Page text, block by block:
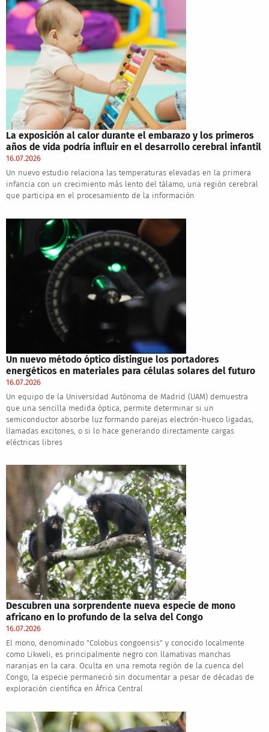
La exposición al calor durante el embarazo y los primeros
años de vida podría influir en el desarrollo cerebral infantil
16.07.2026
Un nuevo estudio relaciona las temperaturas elevadas en la primera
infancia con un crecimiento más lento del tálamo, una región cerebral
que participa en el procesamiento de la información
Un nuevo método óptico distingue los portadores
energéticos en materiales para células solares del futuro
16.07.2026
Un equipo de la Universidad Autónoma de Madrid (UAM) demuestra
que una sencilla medida óptica, permite determinar si un
semiconductor absorbe luz formando parejas electrón-hueco ligadas,
llamadas excitones, o si lo hace generando directamente cargas
eléctricas libres
Descubren una sorprendente nueva especie de mono
africano en lo profundo de la selva del Congo
16.07.2026
El mono, denominado "Colobus congoensis" y conocido localmente
como Likweli, es principalmente negro con llamativas manchas
naranjas en la cara. Oculta en una remota región de la cuenca del
Congo, la especie permaneció sin documentar a pesar de décadas de
exploración científica en África Central